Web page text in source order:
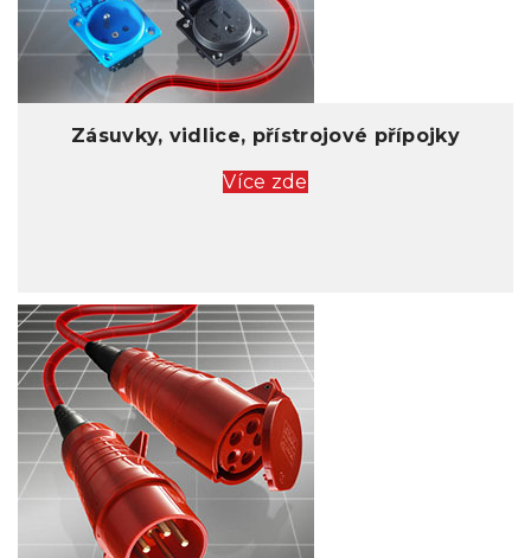
Zásuvky, vidlice, přístrojové přípojky
Více zde